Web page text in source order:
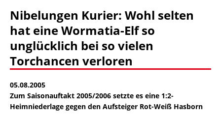
Nibelungen Kurier: Wohl selten
hat eine Wormatia-Elf so
unglücklich bei so vielen
Torchancen verloren
05.08.2005
Zum Saisonauftakt 2005/2006 setzte es eine 1:2-
Heimniederlage gegen den Aufsteiger Rot-Weiß Hasborn